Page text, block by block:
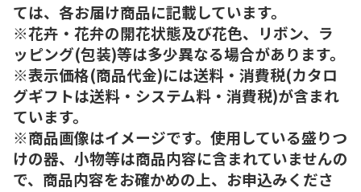
ては、各お届け商品に記載しています。
※花卉・花弁の開花状態及び花色、リボン、ラ
ッピング(包装)等は多少異なる場合があります。
※表示価格(商品代金)には送料・消費税(カタロ
グギフトは送料・システム料・消費税)が含まれ
ています。
※商品画像はイメージです。使用している盛りつ
けの器、小物等は商品内容に含まれていませんの
で、商品内容をお確かめの上、お申込みくださ